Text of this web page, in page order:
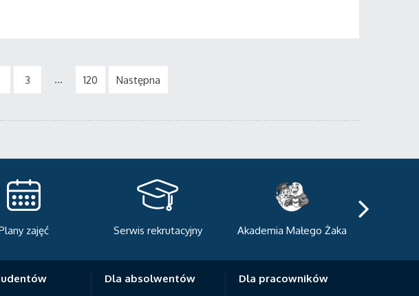
3 ... 120 Następna
rekrutacyjny Akademia Małego Żaka
Centrum Sportowo-
Dla absolwentów
Dla pracowników